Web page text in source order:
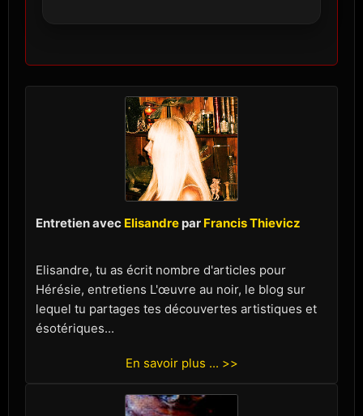
Entretien avec Elisandre par Francis Thievicz
Elisandre, tu as écrit nombre d'articles pour
Hérésie, entretiens L'œuvre au noir, le blog sur
lequel tu partages tes découvertes artistiques et
ésotériques...
En savoir plus ... >>